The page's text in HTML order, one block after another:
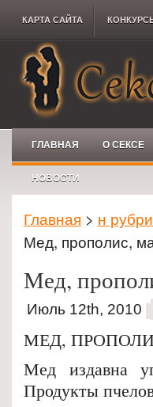
КАРТА САЙТА
ГЛАВНАЯ О СЕКСЕ
НОВОСТИ
Главная > н
Мед, прополис,
Мед,
Июль 12th, 2010
МЕД,
Мед издавна
Продукты